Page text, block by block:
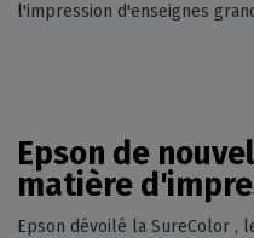
l'impression d'enseignes
Epson de
matière
Epson dévoilé la SureColor ,